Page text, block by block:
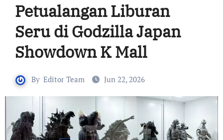
Petualangan Liburan
Seru di Godzilla Japan
Showdown K Mall
By Editor Team Jun 22, 2026